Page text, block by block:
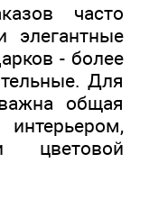
часто
- более
Для
общая
интерьером,
цветовой